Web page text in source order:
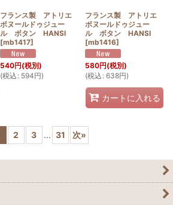
フランス製 アトリエ
ボヌールドゥジュー
ル ボタン HANSI
[mb1417]
540円(税別)
(税込 : 594円)
フランス製 アトリエ
ボヌールドゥジュー
ル ボタン HANSI
[mb1416]
580円(税別)
(税込 : 638円)
カートに入れる
2 3 ... 31 次»